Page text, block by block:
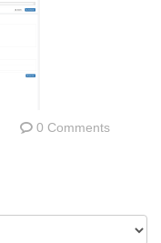
0 Comments